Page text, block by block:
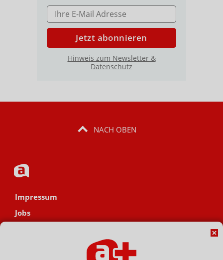
E-MAIL ADRESSE
Jetzt abonnieren
Hinweis zum Newsletter &
Datenschutz
NACH OBEN
Impressum
Jobs